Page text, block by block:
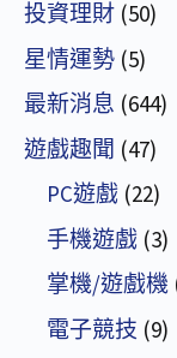
投資理財 (50)
星情運勢 (5)
最新消息 (644)
遊戲趣聞 (47)
PC遊戲 (22)
手機遊戲 (3)
掌機/遊戲機
電子競技 (9)